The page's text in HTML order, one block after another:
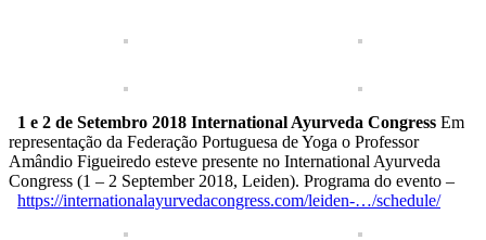
1 e 2 de Setembro 2018 International Ayurveda Congress Em
representação da Federação Portuguesa de Yoga o Professor
Amândio Figueiredo esteve presente no International Ayurveda
Congress (1 – 2 September 2018, Leiden). Programa do evento –
https://internationalayurvedacongress.com/leiden-…/schedule/